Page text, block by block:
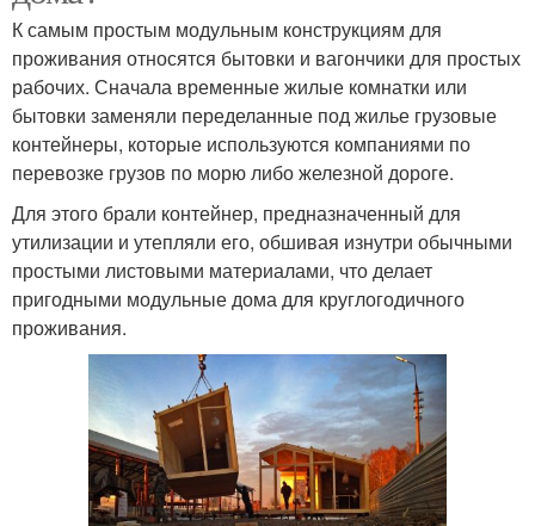
К самым простым модульным конструкциям для
проживания относятся бытовки и вагончики для простых
рабочих. Сначала временные жилые комнатки или
бытовки заменяли переделанные под жилье грузовые
контейнеры, которые используются компаниями по
перевозке грузов по морю либо железной дороге.
Для этого брали контейнер, предназначенный для
утилизации и утепляли его, обшивая изнутри обычными
простыми листовыми материалами, что делает
пригодными модульные дома для круглогодичного
проживания.